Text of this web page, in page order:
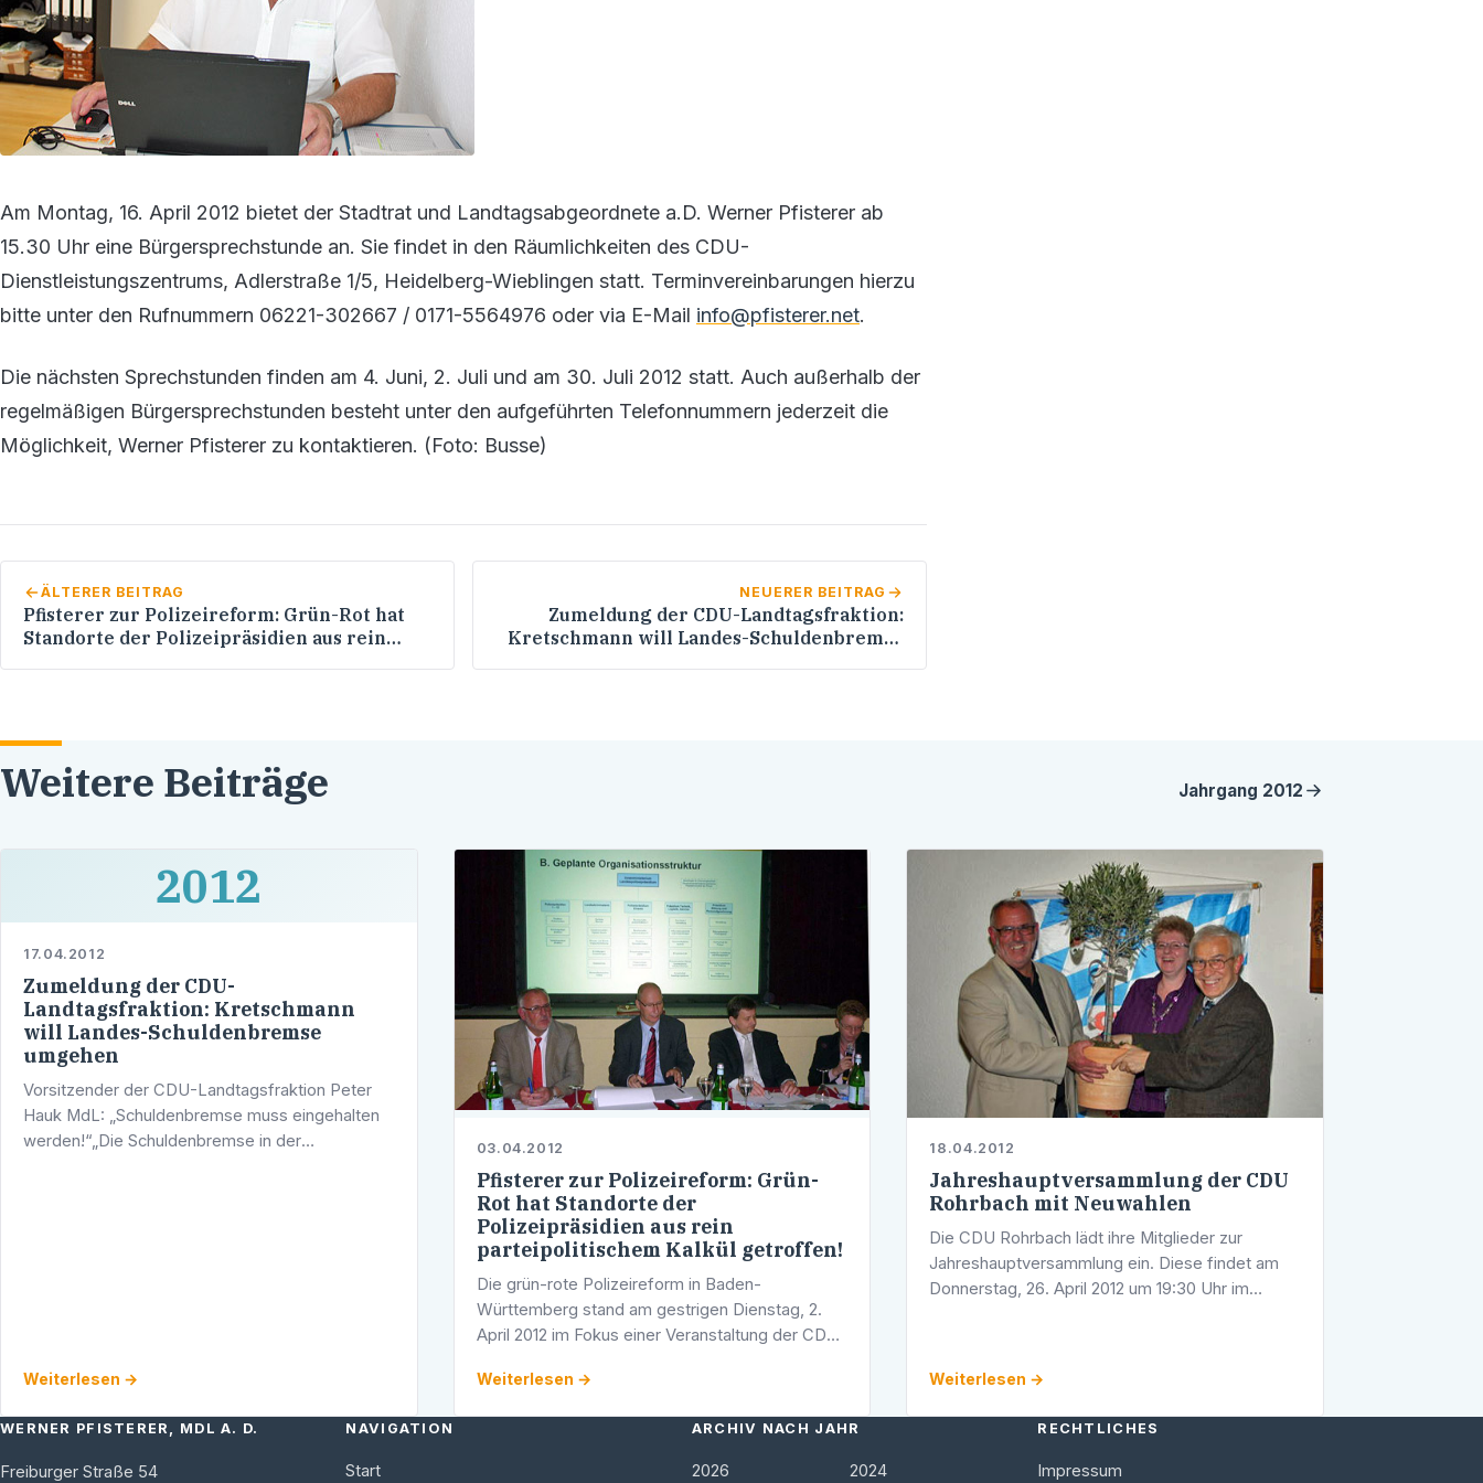
Am Montag, 16. April 2012 bietet der Stadtrat und Landtagsabgeordnete a.D. Werner Pfisterer ab
15.30 Uhr eine Bürgersprechstunde an. Sie findet in den Räumlichkeiten des CDU-
Dienstleistungszentrums, Adlerstraße 1/5, Heidelberg-Wieblingen statt. Terminvereinbarungen hierzu
bitte unter den Rufnummern 06221-302667 / 0171-5564976 oder via E-Mail info@pfisterer.net.
Die nächsten Sprechstunden finden am 4. Juni, 2. Juli und am 30. Juli 2012 statt. Auch außerhalb der
regelmäßigen Bürgersprechstunden besteht unter den aufgeführten Telefonnummern jederzeit die
Möglichkeit, Werner Pfisterer zu kontaktieren. (Foto: Busse)
ÄLTERER BEITRAG
Pfisterer zur Polizeireform: Grün-Rot hat
Standorte der Polizeipräsidien aus rein
NEUERER BEITRAG
Zumeldung der CDU-Landtagsfraktion:
Kretschmann will Landes-Schuldenbremse
Weitere Beiträge Jahrgang 2012
2012
17.04.2012
Zumeldung der CDU-
Landtagsfraktion: Kretschmann
will Landes-Schuldenbremse
umgehen
Vorsitzender der CDU-Landtagsfraktion Peter
Hauk MdL: „Schuldenbremse muss eingehalten
werden!“„Die Schuldenbremse in der
Weiterlesen →
03.04.2012
Pfisterer zur Polizeireform: Grün-
Rot hat Standorte der
Polizeipräsidien aus rein
parteipolitischem Kalkül getroffen!
Die grün-rote Polizeireform in Baden-
Württemberg stand am gestrigen Dienstag, 2.
April 2012 im Fokus einer Veranstaltung der CDU
stellvertretende Kreisvorsitzende der CDU …
Weiterlesen →
18.04.2012
Jahreshauptversammlung der CDU
Rohrbach mit Neuwahlen
Die CDU Rohrbach lädt ihre Mitglieder zur
Jahreshauptversammlung ein. Diese findet am
Donnerstag, 26. April 2012 um 19:30 Uhr im
Weiterlesen →
WERNER PFISTERER, MDL A. D.
Freiburger Straße 54
NAVIGATION
Start
ARCHIV NACH JAHR
2026 2024
RECHTLICHES
Impressum